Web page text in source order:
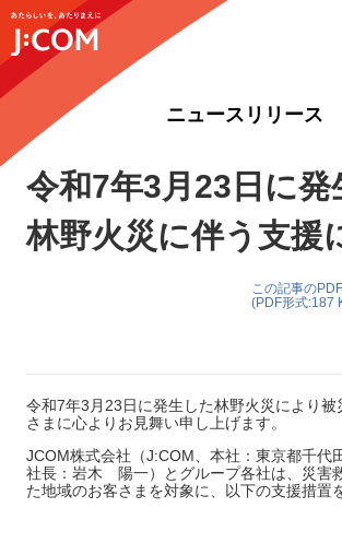
ニュースリリース
令和7年3月23日に発
林野火災に伴う支援
この記事の
(PDF形式:187
令和7年3月23日に発生した林野火災により被
さまに心よりお見舞い申し上げます。
JCOM株式会社（J:COM、本社：東京都千代
社長：岩木 陽一）とグループ各社は、災害
た地域のお客さまを対象に、以下の支援措置